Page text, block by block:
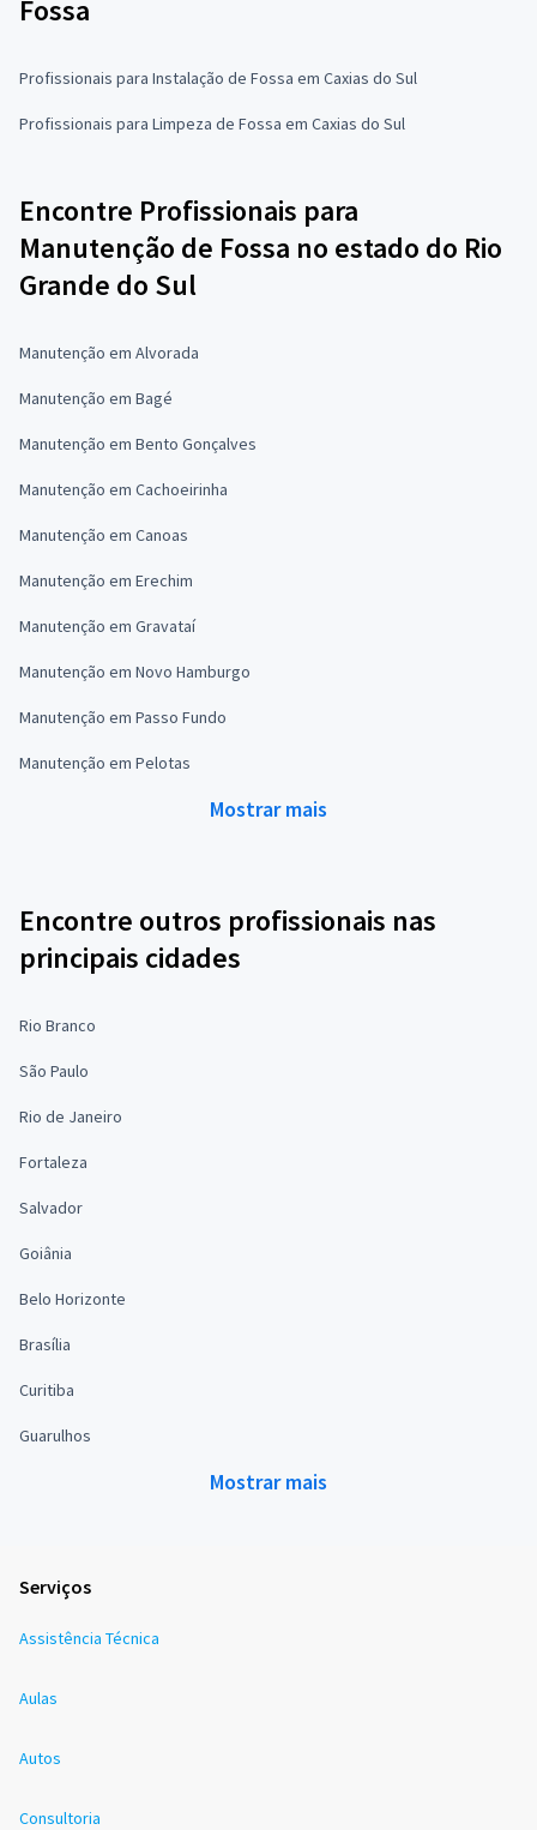
Fossa
Profissionais para Instalação de Fossa em Caxias do Sul
Profissionais para Limpeza de Fossa em Caxias do Sul
Encontre Profissionais para
Manutenção de Fossa no estado do Rio
Grande do Sul
Manutenção em Alvorada
Manutenção em Bagé
Manutenção em Bento Gonçalves
Manutenção em Cachoeirinha
Manutenção em Canoas
Manutenção em Erechim
Manutenção em Gravataí
Manutenção em Novo Hamburgo
Manutenção em Passo Fundo
Manutenção em Pelotas
Mostrar mais
Encontre outros profissionais nas
principais cidades
Rio Branco
São Paulo
Rio de Janeiro
Fortaleza
Salvador
Goiânia
Belo Horizonte
Brasília
Curitiba
Guarulhos
Mostrar mais
Serviços
Assistência Técnica
Aulas
Autos
Consultoria